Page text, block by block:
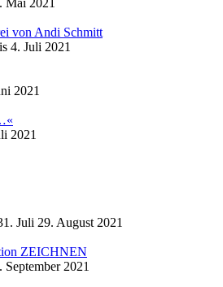
von Andi Schmitt
4. Juli 2021
2021
2021
Juli 29. August 2021
ZEICHNEN
2021